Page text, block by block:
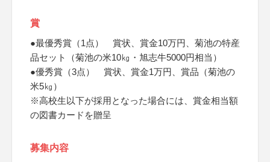
賞
●最優秀賞（1点） 賞状、賞金10万円、菊池の特産
品セット（菊池の米10㎏・旭志牛5000円相当）
●優秀賞（3点） 賞状、賞金1万円、賞品（菊池の
米5㎏）
※高校生以下が採用となった場合には、賞金相当額
の図書カードを贈呈
募集内容